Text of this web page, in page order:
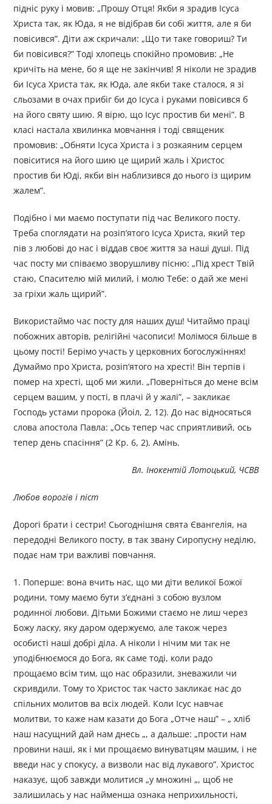
підніс руку і мовив: „Прошу Отця! Якби я зрадив Ісуса
Христа так, як Юда, я не відібрав би собі життя, але я би
повісився”. Діти аж скричали: „Що ти таке говориш? Ти
би повісився?” Тоді хлопець спокійно промовив: „Не
кричіть на мене, бо я ще не закінчив! Я ніколи не зрадив
би Ісуса Христа так, як Юда, але якби таке сталося, я зі
сльозами в очах прибіг би до Ісуса і руками повісився б
на його святу шию. Я вірю, що Ісус простив би мені”. В
класі настала хвилинка мовчання і тоді священик
промовив: „Обняти Ісуса Христа і з розкаяним серцем
повіситися на його шию це щирий жаль і Христос
простив би Юді, якби він наблизився до нього із щирим
жалем”.
Подібно і ми маємо поступати під час Великого посту.
Треба споглядати на розіп’ятого Ісуса Христа, який тер
пів з любові до нас і віддав своє життя за наші душі. Під
час посту ми співаємо зворушливу пісню: „Під хрест Твій
стаю, Спасителю мій милий, і молю Тебе: о дай же мені
за гріхи жаль щирий”.
Використаймо час посту для наших душ! Читаймо праці
побожних авторів, релігійні часописи! Молімося більше в
цьому пості! Берімо участь у церковних богослужіннях!
Думаймо про Христа, розіп’ятого на хресті! Він терпів і
помер на хресті, щоб ми жили. „Поверніться до мене всім
серцем вашим, у пості, в плачі й у жалі”, – закликає
Господь устами пророка (Йоіл, 2, 12). До нас відносяться
слова апостола Павла: „Ось тепер час сприятливий, ось
тепер день спасіння” (2 Кр. 6, 2). Амінь.
Вл. Інокентій Лотоцький, ЧСВВ
Любов ворогів і піст
Дорогі брати і сестри! Сьогоднішня свята Євангелія, на
передодні Великого посту, в так звану Сиропусну неділю,
подає нам три важливі повчання.
1. Поперше: вона вчить нас, що ми діти великої Божої
родини, тому маємо бути з’єднані з собою вузлом
родинної любови. Дітьми Божими стаємо не лиш через
Божу ласку, яку даром одержуємо, але також через
особисті наші добрі діла. А ніколи і нічим ми так не
уподібнюємося до Бога, як саме тоді, коли радо
прощаємо всім тим, що нас образили, зневажили чи
скривдили. Тому то Христос так часто закликає нас до
спільних молитов ва всіх людей. Коли Ісус навчає
молитви, то каже нам казати до Бога „Отче наш” – „ хліб
наш насущний дай нам днесь „, а дальше: „прости нам
провини наші, як і ми прощаємо винуватцям машим, і не
введи нас у спокусу, а визволи нас від лукавого”. Христос
наказує, щоб завжди молитися „у множині „, щоб не
залишилась у нас найменша ознака неприхильності,